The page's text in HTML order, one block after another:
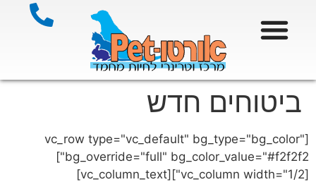
ביטוחים חדש
[vc_row type="vc_default" bg_type="bg_color"
bg_override="full" bg_color_value="#f2f2f2"]
[vc_column width="1/2"][vc_column_text]